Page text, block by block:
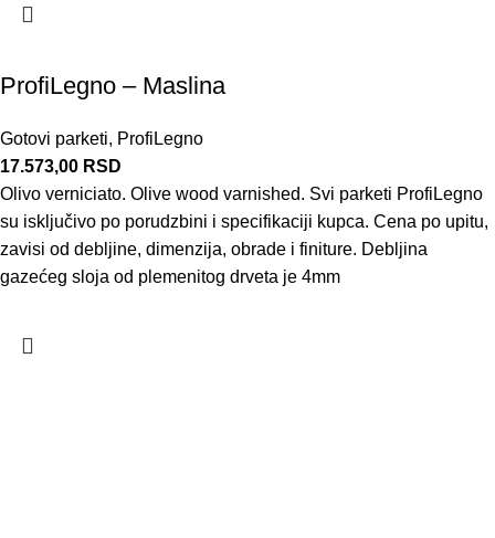
ProfiLegno – Maslina
Gotovi parketi, ProfiLegno
17.573,00 RSD
Olivo verniciato. Olive wood varnished. Svi parketi ProfiLegno
su isključivo po porudzbini i specifikaciji kupca. Cena po upitu,
zavisi od debljine, dimenzija, obrade i finiture. Debljina
gazećeg sloja od plemenitog drveta je 4mm